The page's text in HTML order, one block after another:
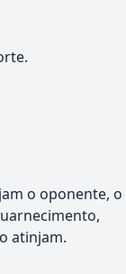
o oponente, o
atinjam.